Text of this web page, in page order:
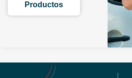
Productos